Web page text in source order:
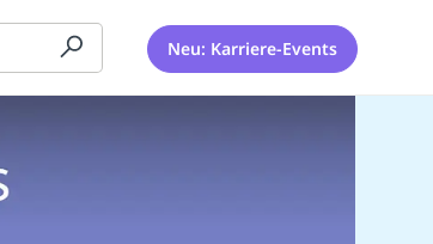
Neu: Karriere-Events